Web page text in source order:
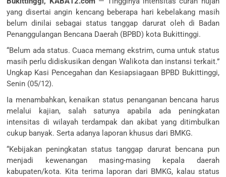
yang disertai angin kencang beberapa hari kebelakang masih
belum dinilai sebagai status tanggap darurat oleh di Badan
Penanggulangan Bencana Daerah (BPBD) kota Bukittinggi.
“Belum ada status. Cuaca memang ekstrim, cuma untuk status
masih perlu didiskusikan dengan Walikota dan instansi terkait.”
Ungkap Kasi Pencegahan dan Kesiapsiagaan BPBD Bukittinggi,
Senin (05/12).
Ia menambahkan, kenaikan status penanganan bencana harus
melalui kajian, salah satunya apabila ada peningkatan
intensitas di wilayah terdampak dan akibat yang ditimbulkan
cukup banyak. Serta adanya laporan khusus dari BMKG.
“Kebijakan peningkatan status tanggap darurat bencana pun
menjadi kewenangan masing-masing kepala daerah
kabupaten/kota. Kita terima laporan dari BMKG, kalau status